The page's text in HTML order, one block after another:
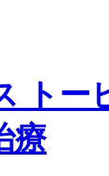
トー
療